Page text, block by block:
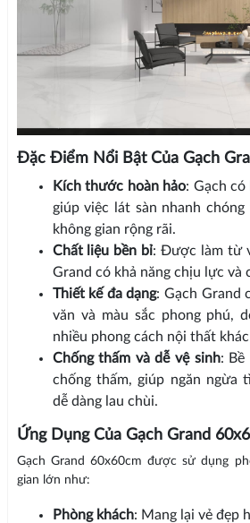
Đặc Điểm Nổi Bật Của Gạch
Kích thước hoàn hảo: Gạch
giúp việc lát sàn nhanh chóng
không gian rộng rãi.
Chất liệu bền bỉ: Được làm từ
Grand có khả năng chịu lực và
Thiết kế đa dạng: Gạch Grand
văn và màu sắc phong phú,
nhiều phong cách nội thất
Chống thấm và dễ vệ sinh: Bề
chống thấm, giúp ngăn ngừa
dễ dàng lau chùi.
Ứng Dụng Của Gạch Grand
Gạch Grand 60x60cm được sử dụng
gian lớn như:
Phòng khách: Mang lại vẻ đẹp